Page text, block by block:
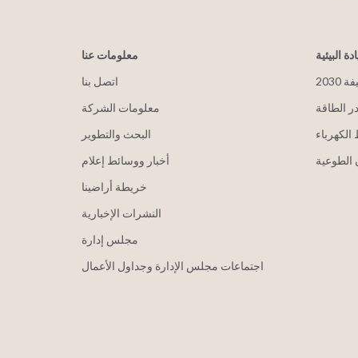
معلومات عنا
اتصل بنا
معلومات الشركة
البحث والتطوير
أخبار ووسائط إعلام
خريطة أراضينا
النشرات الإخبارية
مجلس إدارة
اجتماعات مجلس الإدارة وجداول الأعمال
البيئية
الطاقة